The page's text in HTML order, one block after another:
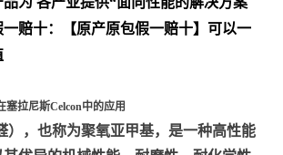
赔十：【原产原包假一赔十】可以一
塞拉尼斯Celcon中的应用
，也称为聚氧亚甲基，是一种高性能